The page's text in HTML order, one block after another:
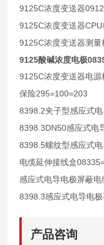
9125C浓度变送器
9125C浓度变送器CPU
9125C浓度变送器测量
9125酸碱浓度电极
9125C浓度变送器电源
保险295=100=203
8398.2夹子型感应式
8398.3DN50感应式电
8398.5螺纹型感应式
电缆延伸接线盒
感应式电导电极屏蔽电
8398.3感应式电导电
产品咨询